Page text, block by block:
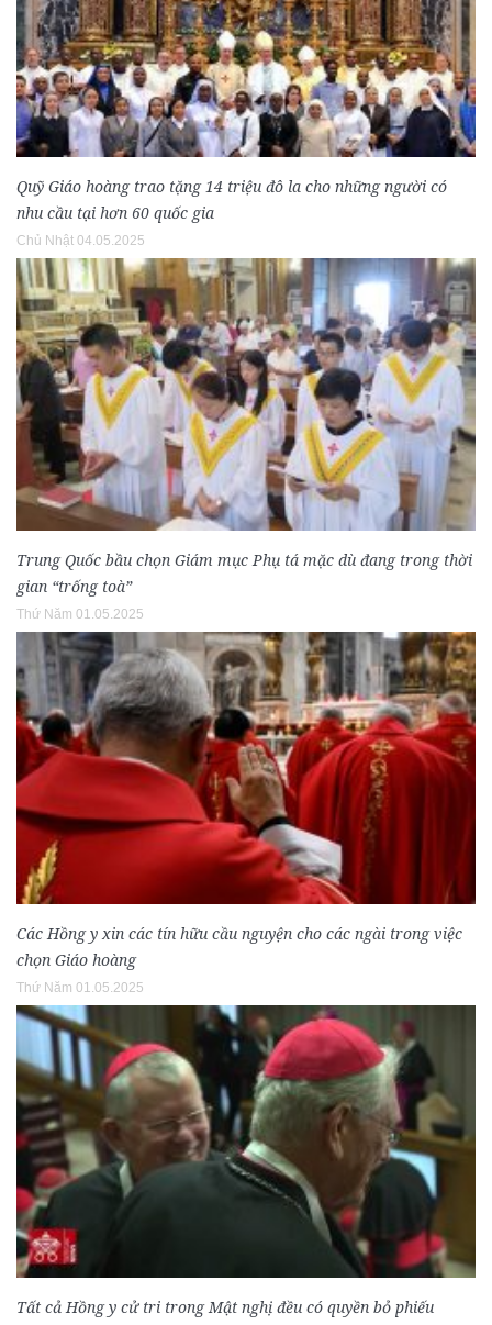
Quỹ Giáo hoàng trao tặng 14 triệu đô la cho những người có
nhu cầu tại hơn 60 quốc gia
Chủ Nhật 04.05.2025
Trung Quốc bầu chọn Giám mục Phụ tá mặc dù đang trong thời
gian “trống toà”
Thứ Năm 01.05.2025
Các Hồng y xin các tín hữu cầu nguyện cho các ngài trong việc
chọn Giáo hoàng
Thứ Năm 01.05.2025
Tất cả Hồng y cử tri trong Mật nghị đều có quyền bỏ phiếu